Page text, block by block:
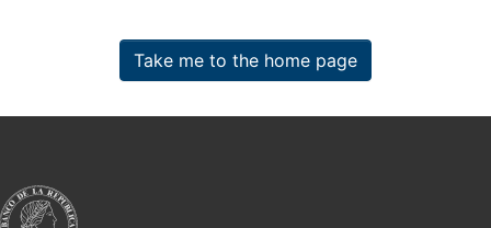
Take me to the home page